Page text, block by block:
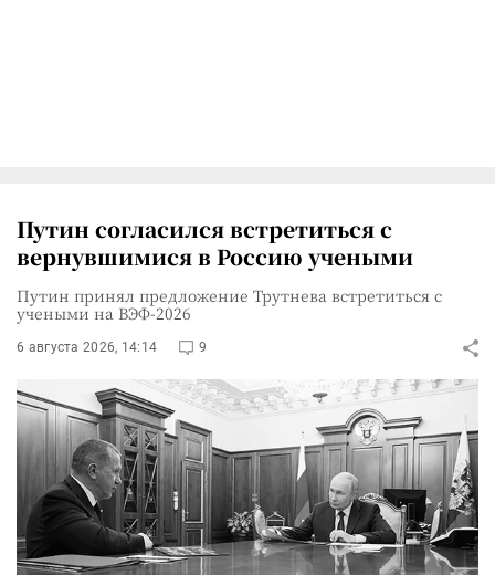
Путин согласился встретиться с
вернувшимися в Россию учеными
Путин принял предложение Трутнева встретиться с
учеными на ВЭФ-2026
6 августа 2026, 14:14 9